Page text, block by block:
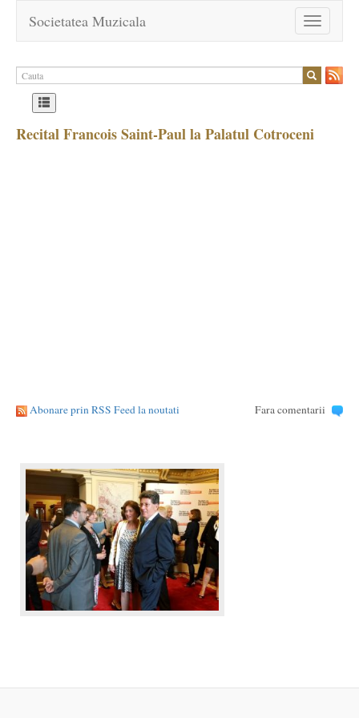
Toggle
navigation
Societatea Muzicala
Recital Francois Saint-Paul la Palatul Cotroceni
Abonare prin RSS Feed la noutati Fara comentarii